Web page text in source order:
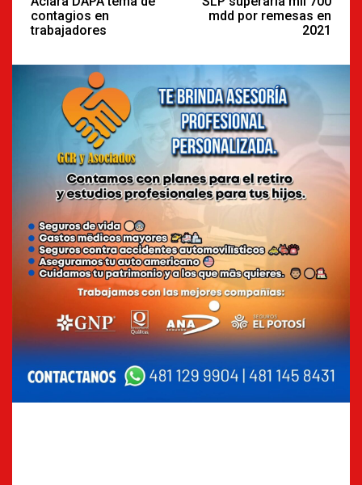
contagios en
trabajadores
mdd por remesas en
2021